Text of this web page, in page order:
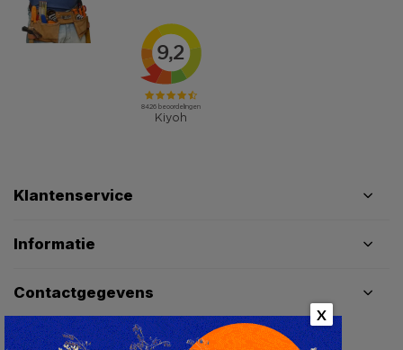
Klantenservice
Informatie
Contactgegevens
X